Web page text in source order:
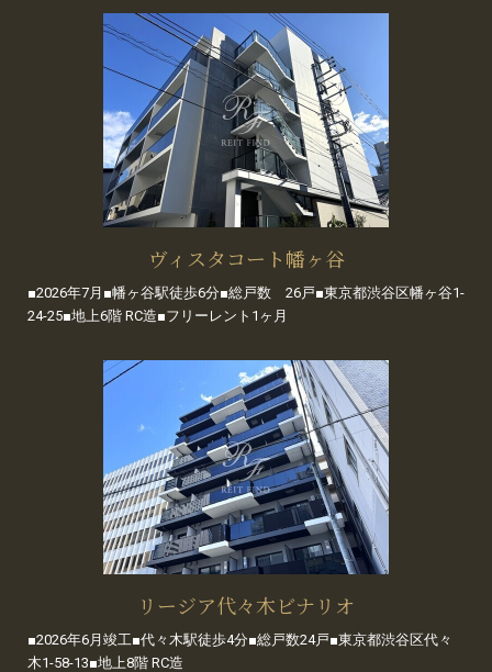
ヴィスタコート幡ヶ谷
■2026年7月■幡ヶ谷駅徒歩6分■総戸数 26戸■東京都渋谷区幡ヶ谷1-
24-25■地上6階 RC造■フリーレント1ヶ月
リージア代々木ビナリオ
■2026年6月竣工■代々木駅徒歩4分■総戸数24戸■東京都渋谷区代々
木1-58-13■地上8階 RC造